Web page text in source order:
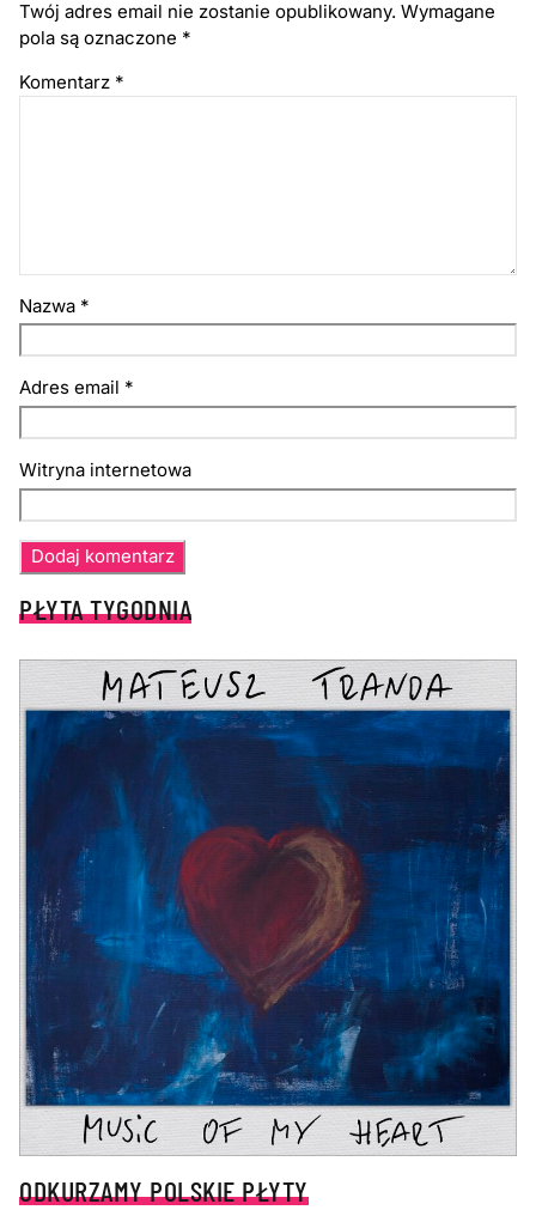
Twój adres email nie zostanie opublikowany. Wymagane
pola są oznaczone *
Komentarz *
Nazwa *
Adres email *
Witryna internetowa
PŁYTA TYGODNIA
ODKURZAMY POLSKIE PŁYTY